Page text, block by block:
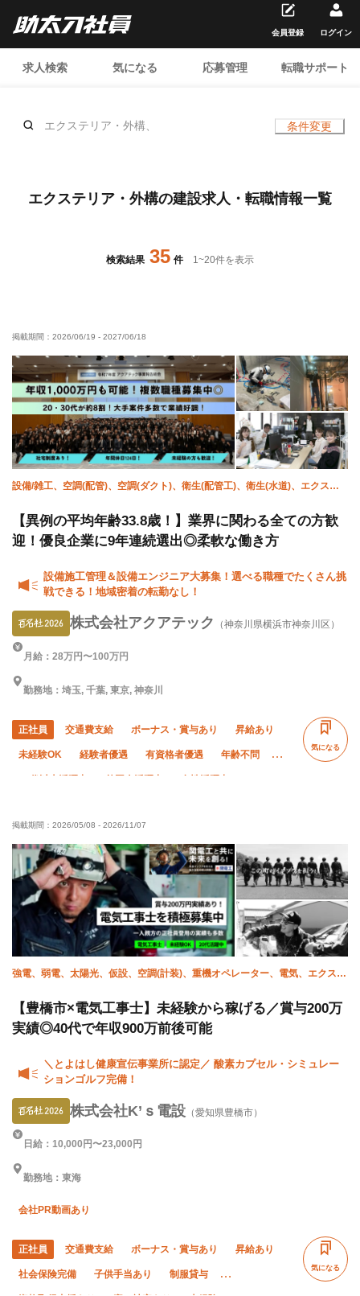
求人検索 気になる 応募管理 転職サポート
会員登録 ログイン
エクステリア・外構、 条件変更
エクステリア・外構の建設求人・転職情報一覧
検索結果 35 件 1~20件を表示
掲載期間： 2026/06/19 - 2027/06/18
設備/雑工、空調(配管)、空調(ダクト)、衛生(配管工)、衛生(水道)、エクステ
工事)
【異例の平均年齢33.8歳！】業界に関わる全ての方歓
迎！優良企業に9年連続選出◎柔軟な働き方
設備施工管理＆設備エンジニア大募集！選べる職種でたくさん挑
戦できる！地域密着の転勤なし！
株式会社アクアテック （神奈川県横浜市神奈川区）
月給：28万円〜100万円
勤務地：埼玉, 千葉, 東京, 神奈川
正社員 交通費支給 ボーナス・賞与あり 昇給あり
未経験OK 経験者優遇 有資格者優遇 年齢不問
50代以上活躍中 外国人活躍中 女性活躍中
社会保険完備 制服貸与
寮・社宅あり 研修制度あり 髪型・髪色自由
気になる
掲載期間： 2026/05/08 - 2026/11/07
強電、弱電、太陽光、仮設、空調(計装)、重機オペレーター、電気、エクステ
【豊橋市×電気工事士】未経験から稼げる／賞与200万
実績◎40代で年収900万前後可能
＼とよはし健康宣伝事業所に認定／ 酸素カプセル・シミュレー
ションゴルフ完備！
株式会社K’ｓ電設 （愛知県豊橋市）
日給：10,000円〜23,000円
勤務地：東海
会社PR動画あり
正社員 交通費支給 ボーナス・賞与あり 昇給あり
社会保険完備 子供手当あり 制服貸与
気になる